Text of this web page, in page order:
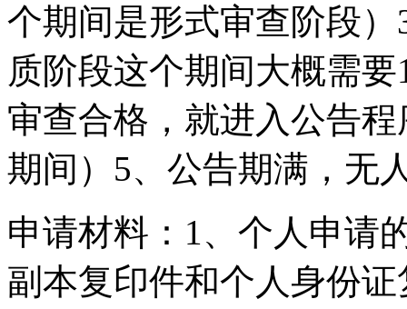
个期间是形式审查阶段
质阶段这个期间大概需
审查合格，就进入公告
期间）5、公告期满，无
申请材料：1、个人申请
副本复印件和个人身份